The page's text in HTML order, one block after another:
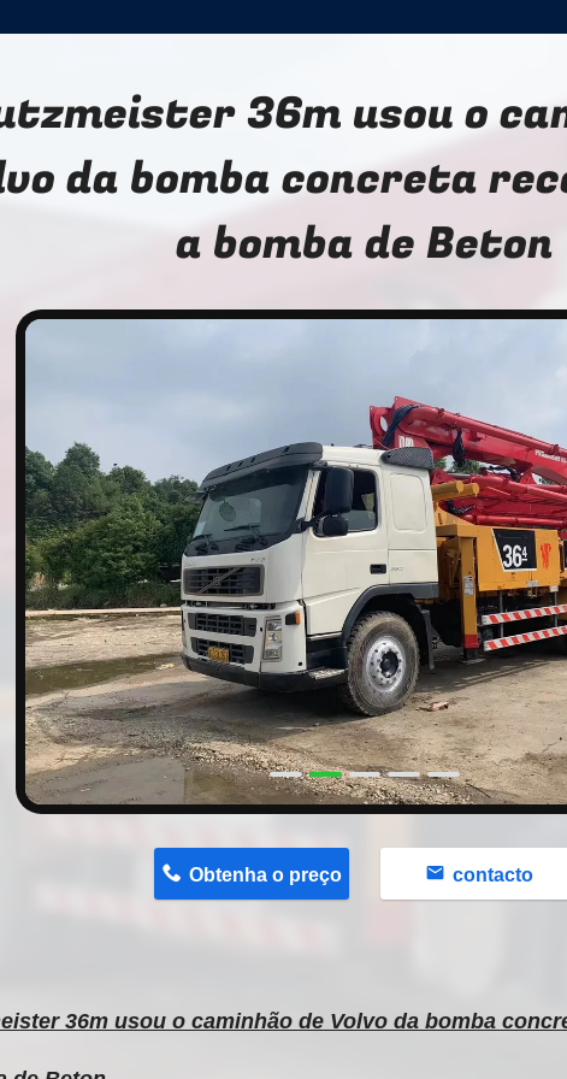
36m usou o
da bomba concreta
a bomba de Beton
Obtenha o preço contacto
36m usou o caminhão de Volvo da bomba